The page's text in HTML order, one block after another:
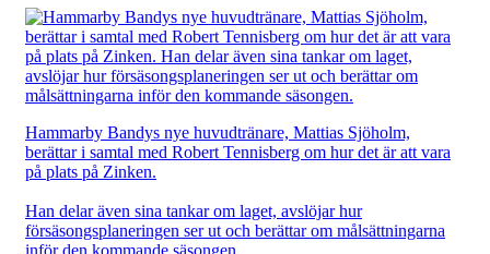
Hammarby Bandys nye huvudtränare, Mattias Sjöholm,
berättar i samtal med Robert Tennisberg om hur det är att vara
på plats på Zinken.
Han delar även sina tankar om laget, avslöjar hur
försäsongsplaneringen ser ut och berättar om målsättningarna
inför den kommande säsongen.